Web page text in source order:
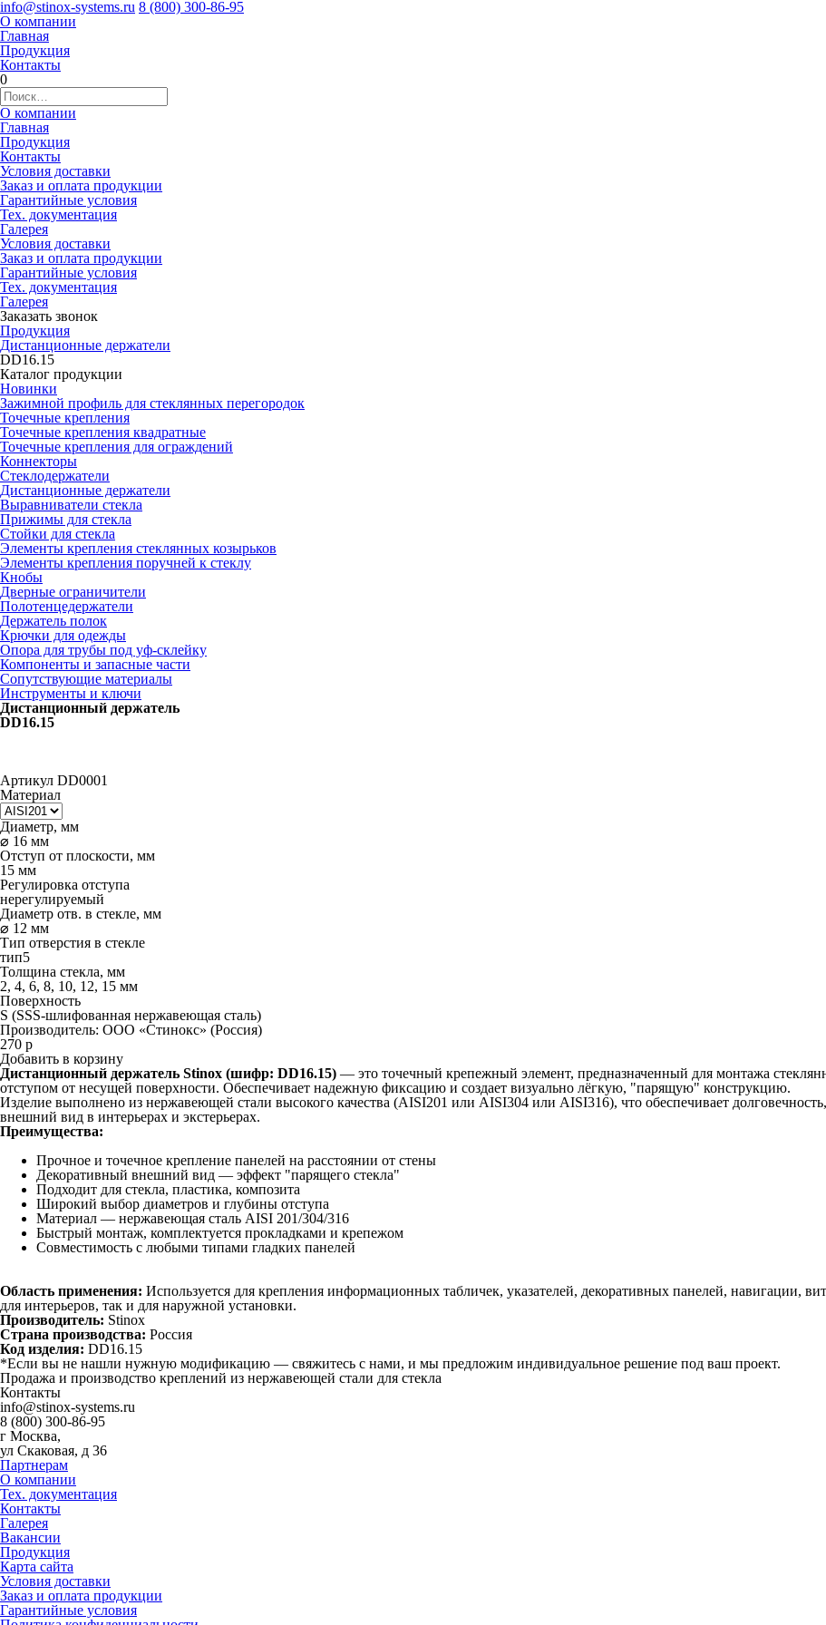
info@stinox-systems.ru 8 (800) 300-86-95
О компании
Главная
Продукция
Контакты
0
О компании
Главная
Продукция
Контакты
Условия доставки
Заказ и оплата продукции
Гарантийные условия
Тех. документация
Галерея
Условия доставки
Заказ и оплата продукции
Гарантийные условия
Тех. документация
Галерея
Заказать звонок
Продукция
Дистанционные держатели
DD16.15
Каталог продукции
Новинки
Зажимной профиль для стеклянных перегородок
Точечные крепления
Точечные крепления квадратные
Точечные крепления для ограждений
Коннекторы
Стеклодержатели
Дистанционные держатели
Выравниватели стекла
Прижимы для стекла
Стойки для стекла
Элементы крепления стеклянных козырьков
Элементы крепления поручней к стеклу
Кнобы
Дверные ограничители
Полотенцедержатели
Держатель полок
Крючки для одежды
Опора для трубы под уф-склейку
Компоненты и запасные части
Сопутствующие материалы
Инструменты и ключи
Дистанционный держатель
DD16.15
Артикул DD0001
Материал
Диаметр, мм
⌀ 16 мм
Отступ от плоскости, мм
15 мм
Регулировка отступа
нерегулируемый
Диаметр отв. в стекле, мм
⌀ 12 мм
Тип отверстия в стекле
тип5
Толщина стекла, мм
2, 4, 6, 8, 10, 12, 15 мм
Поверхность
S (SSS-шлифованная нержавеющая сталь)
Производитель: ООО «Стинокс» (Россия)
270 р
Добавить в корзину
Дистанционный держатель Stinox (шифр: DD16.15) — это точечный крепежный элемент, предназначенный для монтажа
отступом от несущей поверхности. Обеспечивает надежную фиксацию и создает визуально лёгкую, "парящую" конструкцию.
Изделие выполнено из нержавеющей стали высокого качества (AISI201 или AISI304 или AISI316), что обеспечивает
внешний вид в интерьерах и экстерьерах.
Преимущества:
Прочное и точечное крепление панелей на расстоянии от стены
Декоративный внешний вид — эффект "парящего стекла"
Подходит для стекла, пластика, композита
Широкий выбор диаметров и глубины отступа
Материал — нержавеющая сталь AISI 201/304/316
Быстрый монтаж, комплектуется прокладками и крепежом
Совместимость с любыми типами гладких панелей
Область применения: Используется для крепления информационных табличек, указателей, декоративных панелей, навигации,
для интерьеров, так и для наружной установки.
Производитель: Stinox
Страна производства: Россия
Код изделия: DD16.15
*Если вы не нашли нужную модификацию — свяжитесь с нами, и мы предложим индивидуальное решение под ваш проект.
Продажа и производство креплений из нержавеющей стали для стекла
Контакты
info@stinox-systems.ru
8 (800) 300-86-95
г Москва,
ул Скаковая, д 36
Партнерам
О компании
Тех. документация
Контакты
Галерея
Вакансии
Продукция
Карта сайта
Условия доставки
Заказ и оплата продукции
Гарантийные условия